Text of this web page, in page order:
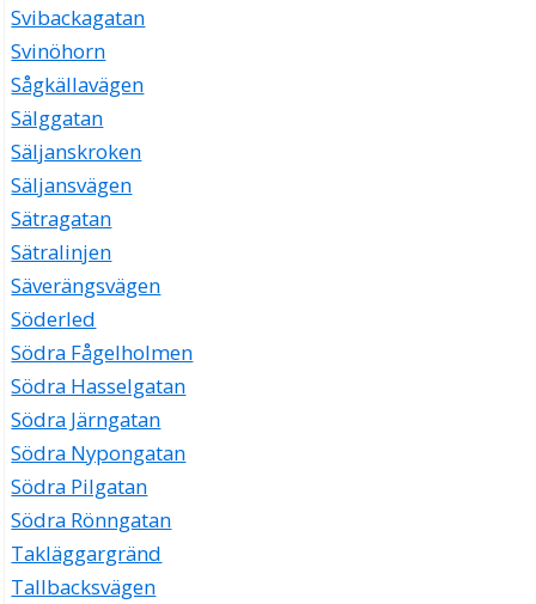
Svibackagatan
Svinöhorn
Sågkällavägen
Sälggatan
Säljanskroken
Säljansvägen
Sätragatan
Sätralinjen
Säverängsvägen
Söderled
Södra Fågelholmen
Södra Hasselgatan
Södra Järngatan
Södra Nypongatan
Södra Pilgatan
Södra Rönngatan
Takläggargränd
Tallbacksvägen